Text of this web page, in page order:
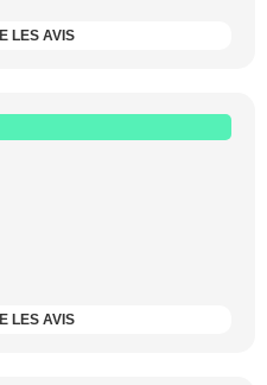
LES AVIS
LES AVIS